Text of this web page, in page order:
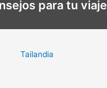
para tu viaje